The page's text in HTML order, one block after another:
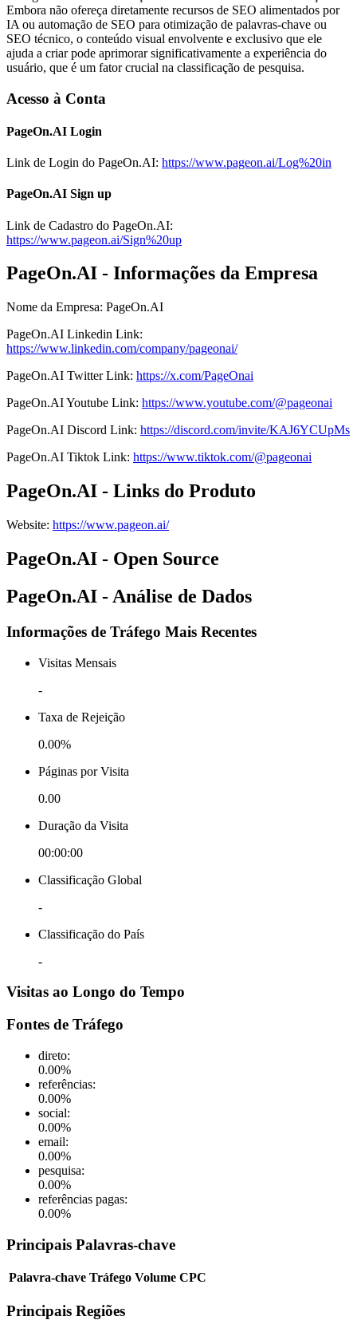
Embora não ofereça diretamente recursos de SEO alimentados por
IA ou automação de SEO para otimização de palavras-chave ou
SEO técnico, o conteúdo visual envolvente e exclusivo que ele
ajuda a criar pode aprimorar significativamente a experiência do
usuário, que é um fator crucial na classificação de pesquisa.
Acesso à Conta
PageOn.AI Login
Link de Login do PageOn.AI: https://www.pageon.ai/Log%20in
PageOn.AI Sign up
Link de Cadastro do PageOn.AI:
https://www.pageon.ai/Sign%20up
PageOn.AI - Informações da Empresa
Nome da Empresa: PageOn.AI
PageOn.AI Linkedin Link:
https://www.linkedin.com/company/pageonai/
PageOn.AI Twitter Link: https://x.com/PageOnai
PageOn.AIYoutube Link: https://www.youtube.com/@pageonai
PageOn.AI Discord Link: https://discord.com/invite/KAJ6YCUpMs
PageOn.AI Tiktok Link: https://www.tiktok.com/@pageonai
PageOn.AI - Links do Produto
Website: https://www.pageon.ai/
PageOn.AI - Open Source
PageOn.AI - Análise de Dados
Informações de Tráfego Mais Recentes
Visitas Mensais
-
Taxa de Rejeição
0.00%
Páginas por Visita
0.00
Duração da Visita
00:00:00
Classificação Global
-
Classificação do País
-
Visitas ao Longo do Tempo
Fontes de Tráfego
direto:
0.00%
referências:
0.00%
social:
0.00%
email:
0.00%
pesquisa:
0.00%
referências pagas:
0.00%
Principais Palavras-chave
Palavra-chave Tráfego Volume CPC
Principais Regiões